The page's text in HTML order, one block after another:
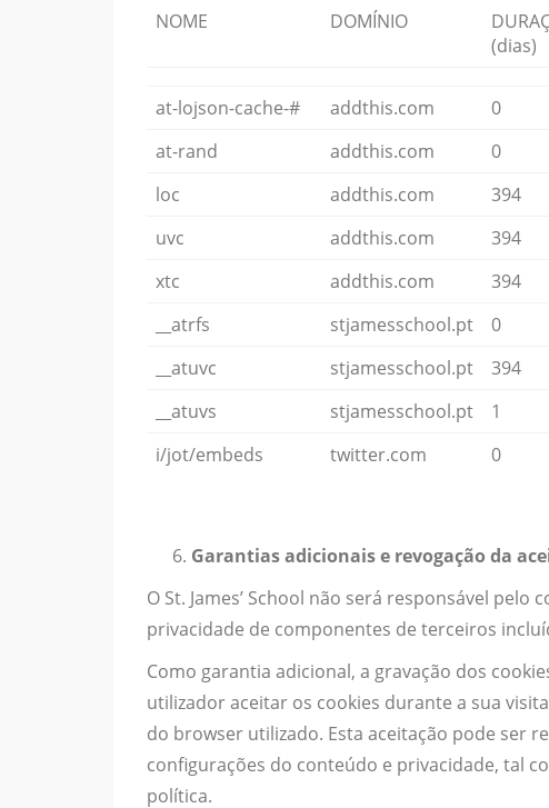
NOME
DOMÍNIO
(dias)
at-lojson-cache-# addthis.com 0
at-rand
addthis.com 0
loc
addthis.com 394
uvc
addthis.com 394
xtc
addthis.com 394
__atrfs
stjamesschool.pt 0
__atuvc
stjamesschool.pt 394
__atuvs
stjamesschool.pt 1
i/jot/embeds
twitter.com 0
Garantias adicionais e revogação da
O St. James’ School não será responsável
privacidade de componentes de terceiros
Como garantia adicional, a gravação dos
utilizador aceitar os cookies durante a sua
do browser utilizado. Esta aceitação pode ser
configurações do conteúdo e privacidade, tal
política.